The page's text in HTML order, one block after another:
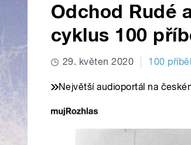
Odchod Rudé
cyklus 100
29. květen 2020 100
Největší audioportál na